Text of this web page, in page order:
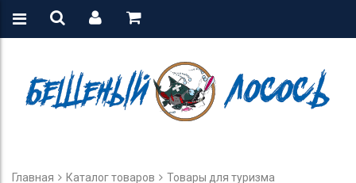
Главная Каталог товаров
Товары для туризма